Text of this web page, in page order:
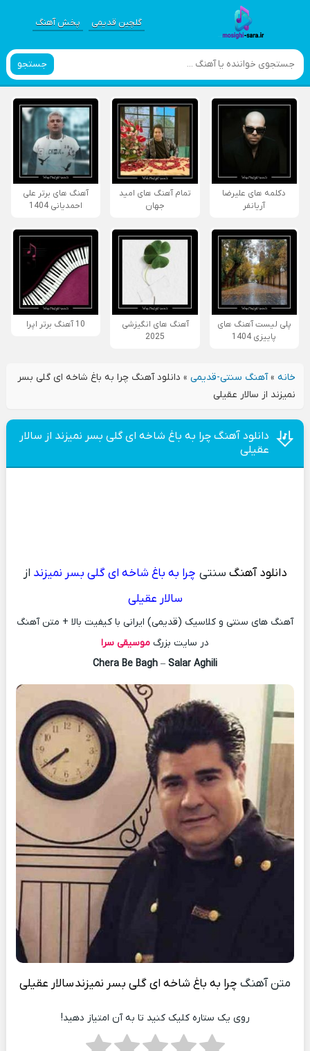
گلچین قدیمی پخش آهنگ
جستجو
دکلمه های علیرضا
آریانفر
تمام آهنگ های امید
جهان
آهنگ های برتر علی
احمدیانی 1404
پلی لیست آهنگ های
پاییزی 1404
آهنگ های انگیزشی
2025
10 آهنگ برتر اپرا
خانه»آهنگ سنتی-قدیمی» دانلود آهنگ چرا به باغ شاخه ای گلی بسر
نمیزند از سالار عقیلی
دانلود آهنگ چرا به باغ شاخه ای گلی بسر نمیزند از سالار
عقیلی
دانلود آهنگ سنتی چرا به باغ شاخه ای گلی بسر نمیزند از
سالار عقیلی
آهنگ های سنتی و کلاسیک (قدیمی) ایرانی با کیفیت بالا + متن آهنگ
در سایت بزرگ موسیقی سرا
Chera Be Bagh – Salar Aghili
متن آهنگ چرا به باغ شاخه ای گلی بسر نمیزندسالار عقیلی
روی یک ستاره کلیک کنید تا به آن امتیاز دهید!